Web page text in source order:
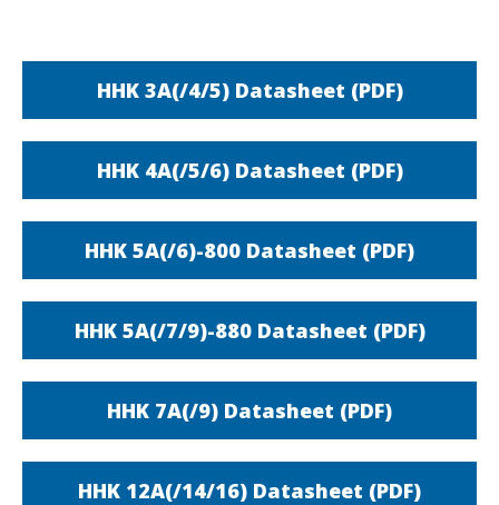
HHK 3A(/4/5) Datasheet (PDF)
HHK 4A(/5/6) Datasheet (PDF)
HHK 5A(/6)-800 Datasheet (PDF)
HHK 5A(/7/9)-880 Datasheet (PDF)
HHK 7A(/9) Datasheet (PDF)
HHK 12A(/14/16) Datasheet (PDF)